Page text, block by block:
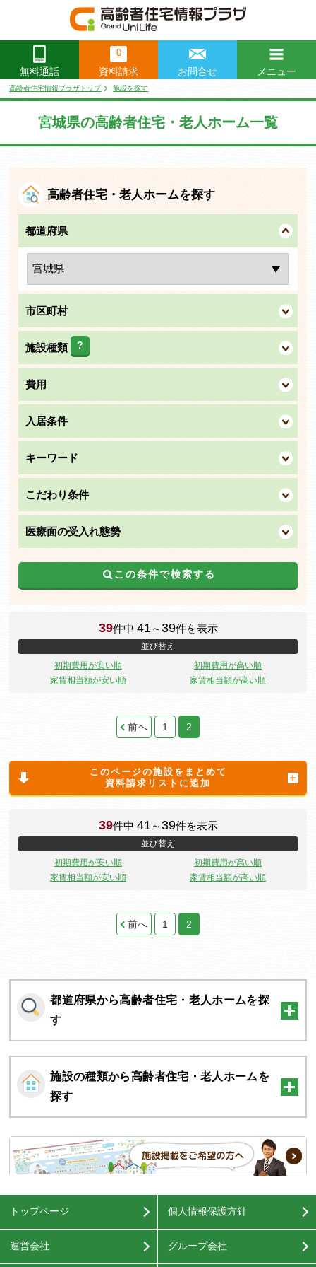
無料通話
0
資料請求 お問合せ
メニュー
高齢者住宅情報プラザトップ 施設を探す
宮城県の高齢者住宅・老人ホーム一覧
高齢者住宅・老人ホームを探す
都道府県
市区町村
施設種類 ?
費用
入居条件
キーワード
こだわり条件
医療面の受入れ態勢
この条件で検索する
39件中 41 ～ 39件を表示
並び替え
初期費用が安い順
初期費用が高い順
家賃相当額が安い順
家賃相当額が高い順
前へ 1 2
このページの施設をまとめて
資料請求リストに追加
39件中 41 ～ 39件を表示
並び替え
初期費用が安い順
初期費用が高い順
家賃相当額が安い順
家賃相当額が高い順
前へ 1 2
都道府県から高齢者住宅・老人ホームを探
す
施設の種類から高齢者住宅・老人ホームを
探す
トップページ 個人情報保護方針
運営会社 グループ会社